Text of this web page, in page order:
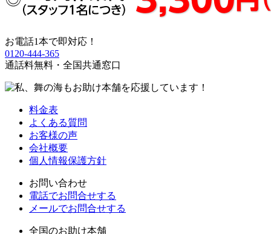
お電話1本で即対応！
0120-444-365
通話料無料・全国共通窓口
料金表
よくある質問
お客様の声
会社概要
個人情報保護方針
お問い合わせ
電話でお問合せする
メールでお問合せする
全国のお助け本舗